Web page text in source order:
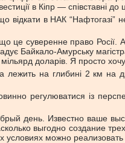
в Кіпр — співставні до
відкати в НАК
суверенне право Росії.
Байкало-Амурську
доларів. Я просто
на глибині 2 км на
регулюватися із
день. Известно ваше
выгодно создание
условиях можно